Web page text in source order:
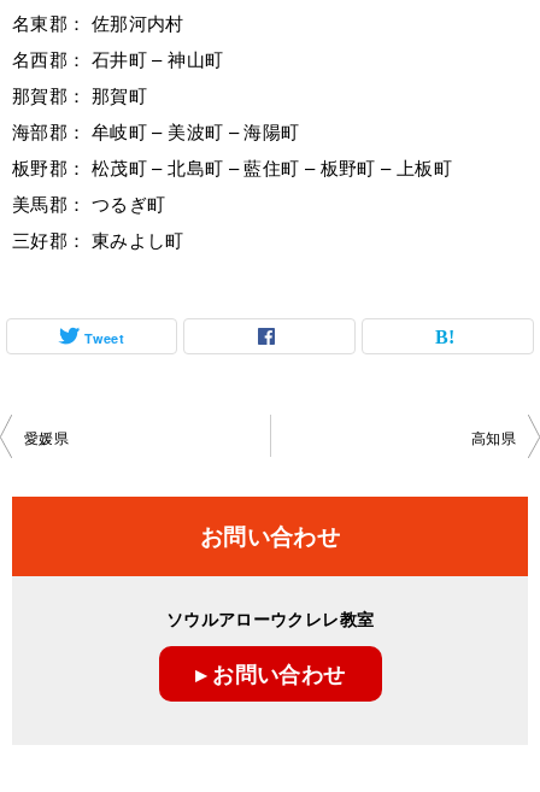
名東郡： 佐那河内村
名西郡： 石井町 – 神山町
那賀郡： 那賀町
海部郡： 牟岐町 – 美波町 – 海陽町
板野郡： 松茂町 – 北島町 – 藍住町 – 板野町 – 上板町
美馬郡： つるぎ町
三好郡： 東みよし町
Tweet
投
ビ
愛媛県 高知県
お問い合わせ
ソウルアローウクレレ教室
▸ お問い合わせ